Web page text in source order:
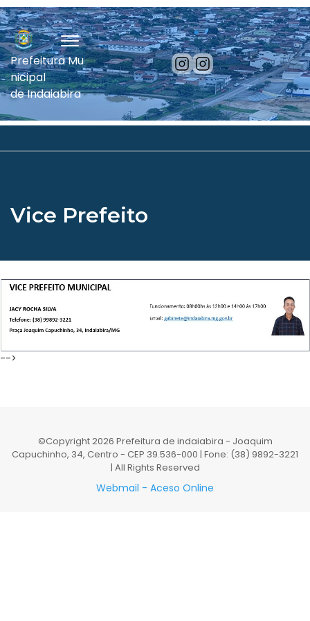
Prefeitura Mu
nicipal
de Indaiabira
Vice Prefeito
-->
©Copyright2026 Prefeitura de indaiabira - Joaquim
Capuchinho, 34, Centro - CEP 39.536-000 | Fone: (38) 9892-3221
| All Rights Reserved
Webmail - Aceso Online